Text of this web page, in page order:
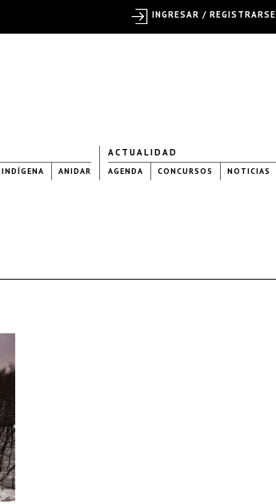
INDÍGENA ANIDAR
ACTUALIDAD
AGENDA CONCURSOS NOTICIAS
INGRESAR / REGISTRARSE